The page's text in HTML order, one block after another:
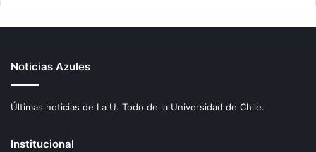
Noticias Azules
Últimas noticias de La U. Todo de la Universidad de Chile.
Institucional